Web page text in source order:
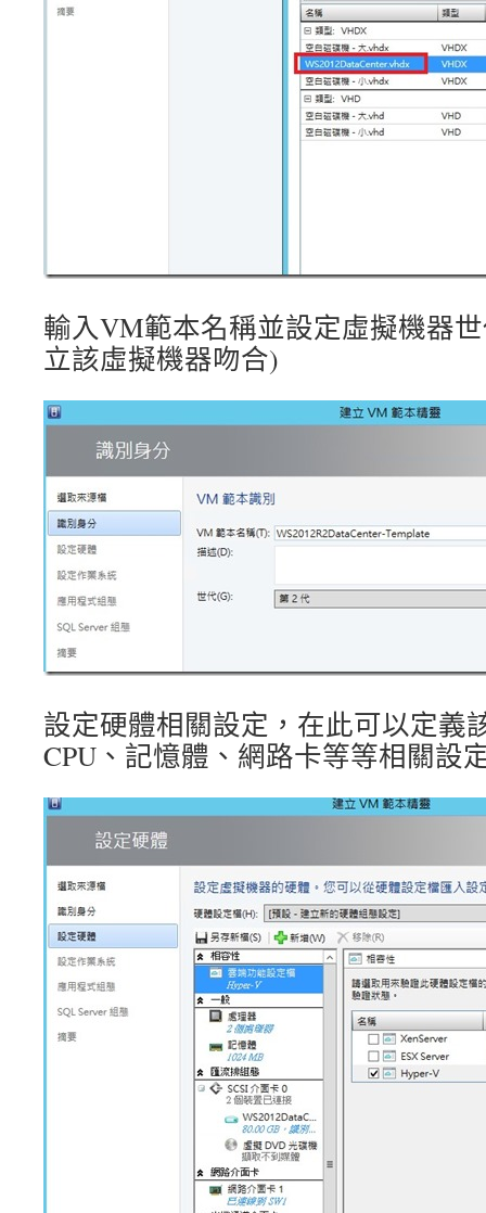
輸入VM範本名稱並設定虛擬機器
立該虛擬機器吻合)
設定硬體相關設定，在此可以定義
CPU、記憶體、網路卡等等相關設